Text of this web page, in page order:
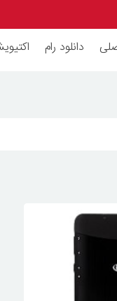
دانلود رام